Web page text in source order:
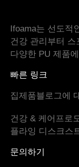
Ifoama는 선도적
건강 관리부터 스
다양한 PU 제품
빠른 링크
집제품블로그에
건강 & 케어 프로
플라잉 디스크스
문의하기